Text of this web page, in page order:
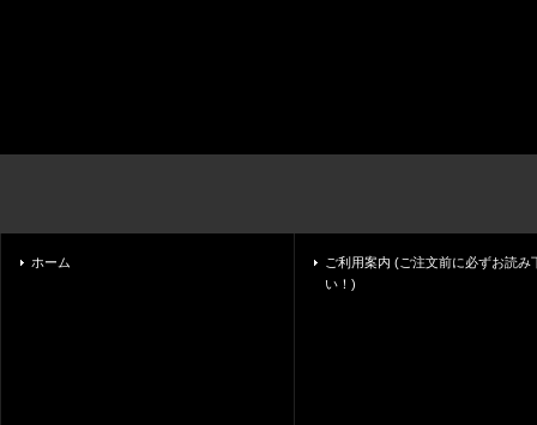
ホーム
ご利用案内 (ご注文前に必ずお読み
い！)